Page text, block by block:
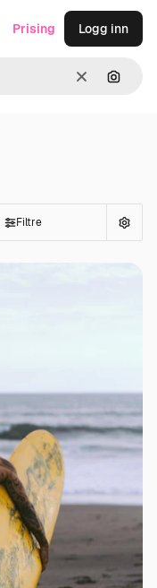
Slett Søk
Prising Logg inn
Filtre